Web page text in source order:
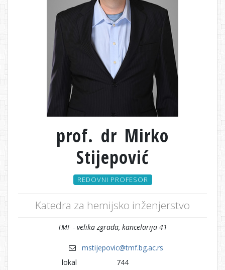
prof. dr Mirko
Stijepović
REDOVNI PROFESOR
Katedra za hemijsko inženjerstvo
TMF - velika zgrada, kancelarija 41
mstijepovic@tmf.bg.ac.rs
lokal
744